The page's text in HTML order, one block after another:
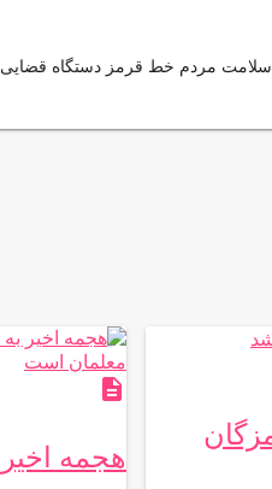
مردم خط قرمز دستگاه قضایی
description
هجمه